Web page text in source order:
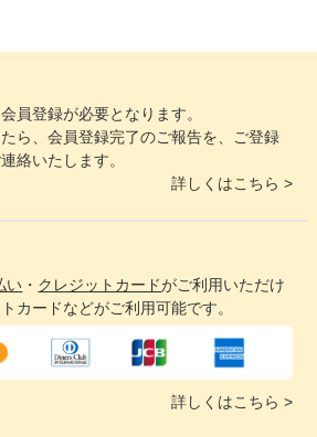
員登録が必要となります。
ら、会員登録完了のご報告を、ご登録
絡いたします。
詳しくはこちら >
い ・ クレジットカードがご利用いただけ
カードなどがご利用可能です。
詳しくはこちら >